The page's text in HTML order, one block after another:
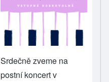
Srdečně zveme na
postní koncert v